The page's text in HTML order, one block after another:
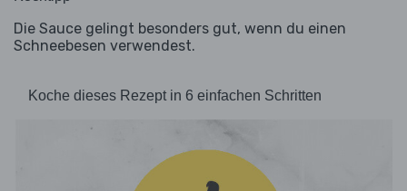
Die Sauce gelingt besonders gut, wenn du einen
Schneebesen verwendest.
Koche dieses Rezept in 6 einfachen Schritten